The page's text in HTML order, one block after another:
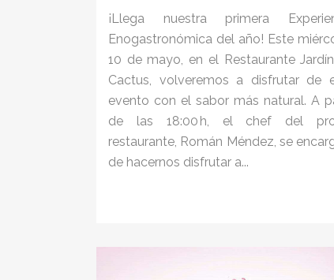
¡Llega nuestra primera
Enogastronómica del año! Este
10 de mayo, en el Restaurante
Cactus, volveremos a disfrutar de
evento con el sabor más natural. A
de las 18:00 h, el chef del
restaurante, Román Méndez, se
de hacernos disfrutar a...